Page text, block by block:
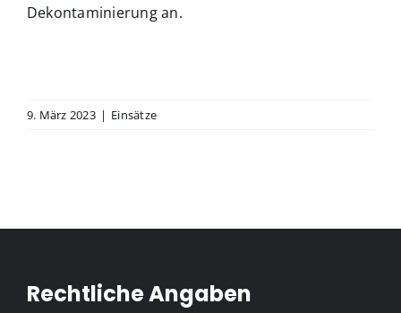
Dekontaminierung an.
9. März 2023 | Einsätze
Rechtliche Angaben